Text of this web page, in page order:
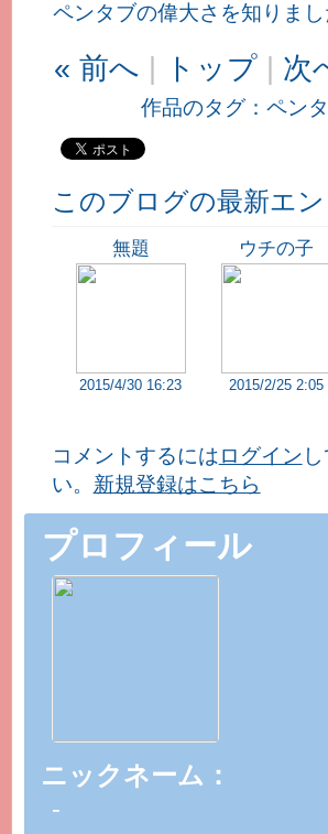
ペンタブの偉大さを知りま
« 前へ トップ 次
作品のタグ：ペン
このブログの最新エン
無題
2015/4/30 16:23
ウチの子
2015/2/25 2:05
コメントするにはログイン
い。 新規登録はこちら
プロフィール
ニックネーム：
-